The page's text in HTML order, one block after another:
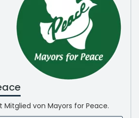
von Mayors for Peace.